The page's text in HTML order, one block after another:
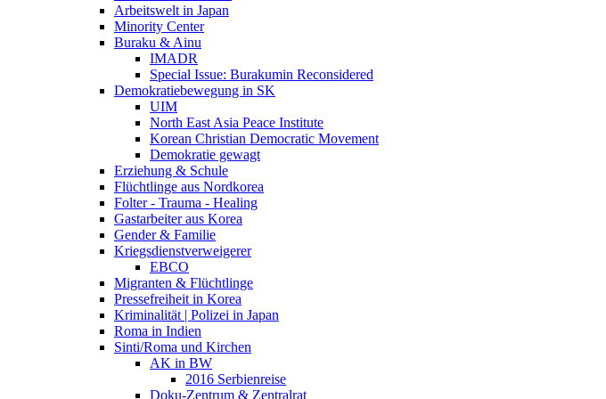
Arbeitswelt in Japan
Minority Center
Buraku & Ainu
IMADR
Special Issue: Burakumin Reconsidered
Demokratiebewegung in SK
UIM
North East Asia Peace Institute
Korean Christian Democratic Movement
Demokratie gewagt
Erziehung & Schule
Flüchtlinge aus Nordkorea
Folter - Trauma - Healing
Gastarbeiter aus Korea
Gender & Familie
Kriegsdienstverweigerer
EBCO
Migranten & Flüchtlinge
Pressefreiheit in Korea
Kriminalität | Polizei in Japan
Roma in Indien
Sinti/Roma und Kirchen
AK in BW
2016 Serbienreise
Doku-Zentrum & Zentralrat